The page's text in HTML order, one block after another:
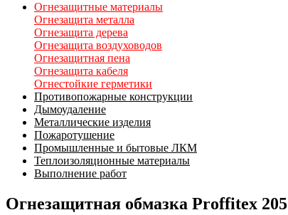
Огнезащитные материалы
Огнезащита металла
Огнезащита дерева
Огнезащита воздуховодов
Огнезащитная пена
Огнезащита кабеля
Огнестойкие герметики
Противопожарные конструкции
Дымоудаление
Металлические изделия
Пожаротушение
Промышленные и бытовые ЛКМ
Теплоизоляционные материалы
Выполнение работ
Огнезащитная обмазка Proffitex 205